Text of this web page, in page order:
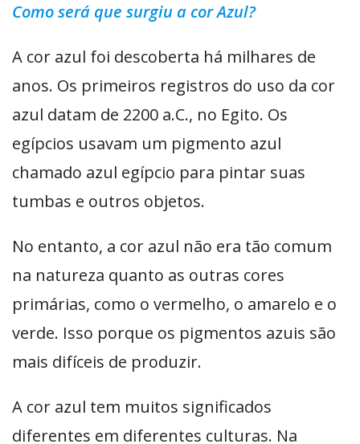
Como será que surgiu a cor Azul?
A cor azul foi descoberta há milhares de
anos. Os primeiros registros do uso da cor
azul datam de 2200 a.C., no Egito. Os
egípcios usavam um pigmento azul
chamado azul egípcio para pintar suas
tumbas e outros objetos.
No entanto, a cor azul não era tão comum
na natureza quanto as outras cores
primárias, como o vermelho, o amarelo e o
verde. Isso porque os pigmentos azuis são
mais difíceis de produzir.
A cor azul tem muitos significados
diferentes em diferentes culturas. Na